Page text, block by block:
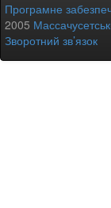
Програмне
2005
Зворотний зв’язок